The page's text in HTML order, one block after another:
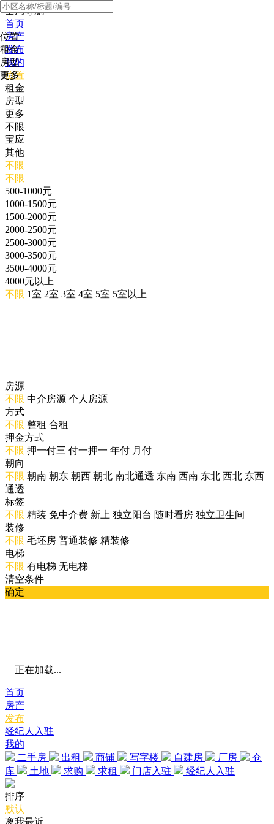
全局导航
首页
房产
发布
我的
位置
租金
房型
更多
位置
租金
房型
更多
不限
宝应
其他
不限
不限
500-1000元
1000-1500元
1500-2000元
2000-2500元
2500-3000元
3000-3500元
3500-4000元
4000元以上
不限 1室 2室 3室 4室 5室 5室以上
房源
不限 中介房源 个人房源
方式
不限 整租 合租
押金方式
不限 押一付三 付一押一 年付 月付
朝向
不限 朝南 朝东 朝西 朝北 南北通透 东南 西南 东北 西北 东西
通透
标签
不限 精装 免中介费 新上 独立阳台 随时看房 独立卫生间
装修
不限 毛坯房 普通装修 精装修
电梯
不限 有电梯 无电梯
清空条件
确定
正在加载...
首页
房产
发布
经纪人入驻
我的
二手房
出租 商铺 写字楼 自建房 厂房
仓
库
土地 求购 求租 门店入驻 经纪人入驻
排序
默认
离我最近